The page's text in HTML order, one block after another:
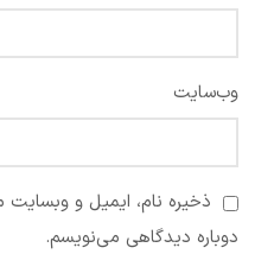
وب‌سایت
ذخیره نام، ایمیل و وبسایت
دوباره دیدگاهی می‌نویسم.